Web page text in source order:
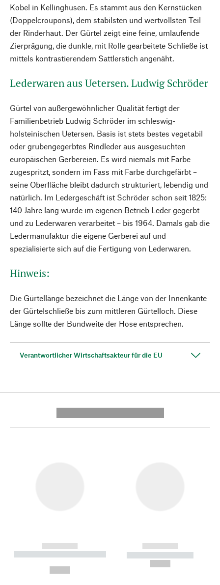
Kobel in Kellinghusen. Es stammt aus den Kernstücken
(Doppelcroupons), dem stabilsten und wertvollsten Teil
der Rinderhaut. Der Gürtel zeigt eine feine, umlaufende
Zierprägung, die dunkle, mit Rolle gearbeitete Schließe ist
mittels kontrastierendem Sattlerstich angenäht.
Lederwaren aus Uetersen. Ludwig Schröder
Gürtel von außergewöhnlicher Qualität fertigt der
Familienbetrieb Ludwig Schröder im schleswig-
holsteinischen Uetersen. Basis ist stets bestes vegetabil
oder grubengegerbtes Rindleder aus ausgesuchten
europäischen Gerbereien. Es wird niemals mit Farbe
zugespritzt, sondern im Fass mit Farbe durchgefärbt –
seine Oberfläche bleibt dadurch strukturiert, lebendig und
natürlich. Im Ledergeschäft ist Schröder schon seit 1825:
140 Jahre lang wurde im eigenen Betrieb Leder gegerbt
und zu Lederwaren verarbeitet – bis 1964. Damals gab die
Ledermanufaktur die eigene Gerberei auf und
spezialisierte sich auf die Fertigung von Lederwaren.
Hinweis:
Die Gürtellänge bezeichnet die Länge von der Innenkante
der Gürtelschließe bis zum mittleren Gürtelloch. Diese
Länge sollte der Bundweite der Hose entsprechen.
Verantwortlicher Wirtschaftsakteur für die EU
------------
----------- ----------- --------
------------
----------- -----------